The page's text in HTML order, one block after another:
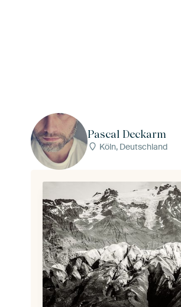
Pascal Deckarm
Köln, Deutschland